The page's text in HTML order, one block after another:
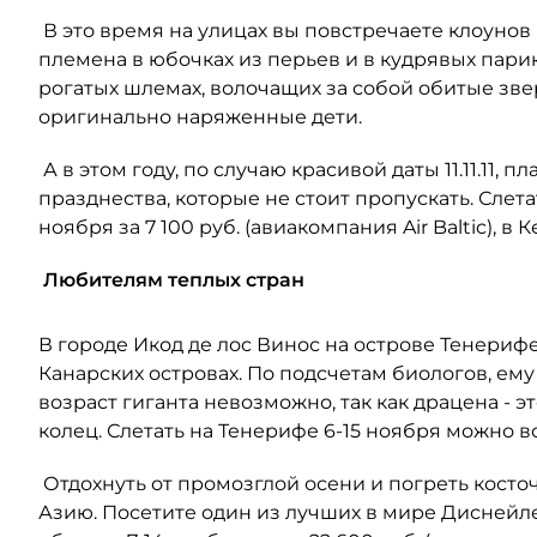
В это время на улицах вы повстречаете
племена в юбочках из перьев и в кудрявых
рогатых шлемах, волочащих за собой обитые
оригинально наряженные дети.
А в этом году, по случаю красивой даты
празднества, которые не стоит пропускать.
ноября за 7 100 руб. (авиакомпания Air Baltic), в
Любителям теплых стран
В городе Икод де лос Винос на острове
Канарских островах. По подсчетам биологов,
возраст гиганта невозможно, так как драцена -
колец. Слетать на Тенерифе 6-15 ноября можно
Отдохнуть от промозглой осени и погреть
Азию. Посетите один из лучших в мире